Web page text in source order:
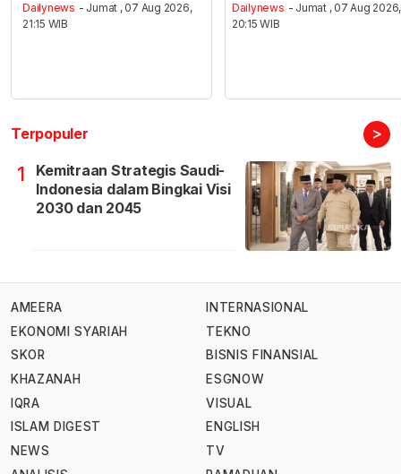
Dailynews - Jumat , 07 Aug 2026,
21:15 WIB
Dailynews - Jumat , 07 Aug 2026,
20:15 WIB
Terpopuler >
1
Kemitraan Strategis Saudi-
Indonesia dalam Bingkai Visi
2030 dan 2045
AMEERA
EKONOMI SYARIAH
SKOR
KHAZANAH
IQRA
ISLAM DIGEST
NEWS
INTERNASIONAL
TEKNO
BISNIS FINANSIAL
ESGNOW
VISUAL
ENGLISH
TV